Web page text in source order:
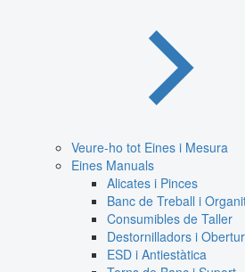
Veure-ho tot Eines i Mesura
Eines Manuals
Alicates i Pinces
Banc de Treball i
Consumibles de Taller
Destornilladors i
ESD i Antiestàtica